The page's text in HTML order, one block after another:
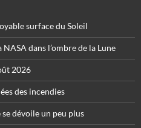
surface du Soleil
dans l’ombre de la Lune
2026
des incendies
se dévoile un peu plus